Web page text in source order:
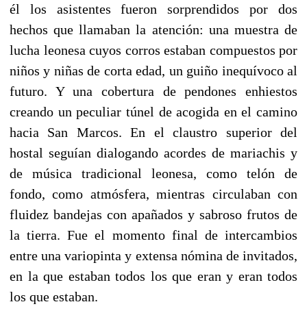
él los asistentes fueron sorprendidos por dos
hechos que llamaban la atención: una muestra de
lucha leonesa cuyos corros estaban compuestos por
niños y niñas de corta edad, un guiño inequívoco al
futuro. Y una cobertura de pendones enhiestos
creando un peculiar túnel de acogida en el camino
hacia San Marcos. En el claustro superior del
hostal seguían dialogando acordes de mariachis y
de música tradicional leonesa, como telón de
fondo, como atmósfera, mientras circulaban con
fluidez bandejas con apañados y sabroso frutos de
la tierra. Fue el momento final de intercambios
entre una variopinta y extensa nómina de invitados,
en la que estaban todos los que eran y eran todos
los que estaban.